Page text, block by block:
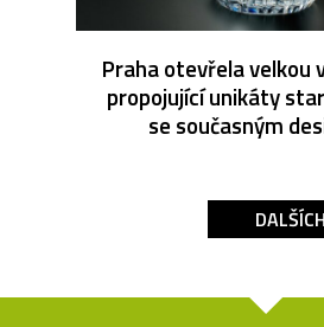
Praha otevřela velkou
propojující unikáty
se současným